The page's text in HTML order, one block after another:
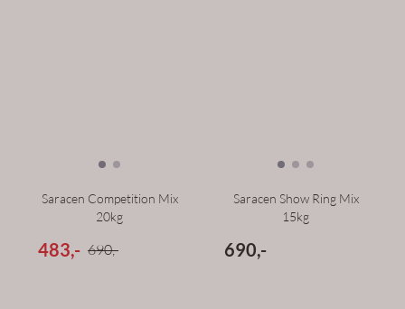
Saracen Competition Mix
20kg
483,- 690,-
Saracen Show Ring Mix
15kg
690,-